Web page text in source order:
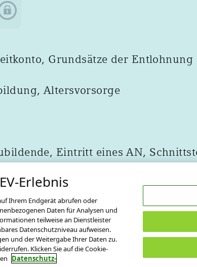
Grundsätze der Entlohnung
Altersvorsorge
Eintritt eines AN,
Nutzungsbedingungen
Erlebnis
Ihrem Endgerät abrufen oder
Daten für Analysen und
teilweise an Dienstleister
Datenschutzniveau aufweisen.
und der Weitergabe Ihrer Daten zu.
Klicken Sie auf die Cookie-
Datenschutz-